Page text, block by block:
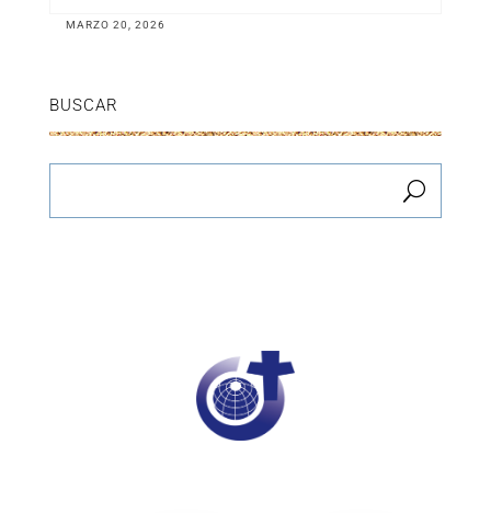
MARZO 20, 2026
BUSCAR